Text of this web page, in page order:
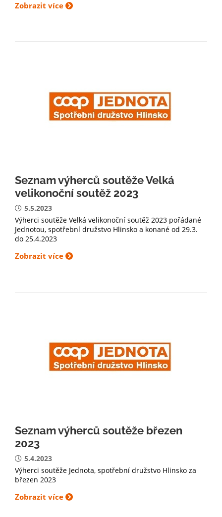
Zobrazit více
Seznam výherců soutěže Velká
velikonoční soutěž 2023
5.5.2023
Výherci soutěže Velká velikonoční soutěž 2023 pořádané
Jednotou, spotřební družstvo Hlinsko a konané od 29.3.
do 25.4.2023
Zobrazit více
Seznam výherců soutěže březen
2023
5.4.2023
Výherci soutěže Jednota, spotřební družstvo Hlinsko za
březen 2023
Zobrazit více